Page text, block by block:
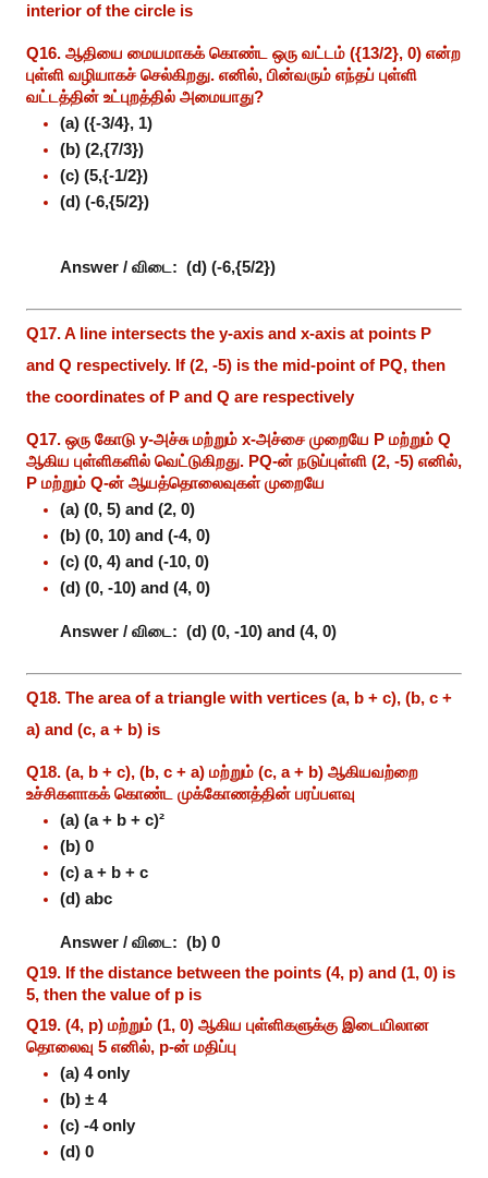
interior of the circle is
Q16. ஆதியை மையமாகக் கொண்ட ஒரு வட்டம் ({13/2}, 0) என்ற
புள்ளி வழியாகச் செல்கிறது. எனில், பின்வரும் எந்தப் புள்ளி
வட்டத்தின் உட்புறத்தில் அமையாது?
(a) ({-3/4}, 1)
(b) (2,{7/3})
(c) (5,{-1/2})
(d) (-6,{5/2})
Answer / விடை: (d) (-6,{5/2})
Q17. A line intersects the y-axis and x-axis at points P
and Q respectively. If (2, -5) is the mid-point of PQ, then
the coordinates of P and Q are respectively
Q17. ஒரு கோடு y-அச்சு மற்றும் x-அச்சை முறையே P மற்றும் Q
ஆகிய புள்ளிகளில் வெட்டுகிறது. PQ-ன் நடுப்புள்ளி (2, -5) எனில்,
P மற்றும் Q-ன் ஆயத்தொலைவுகள் முறையே
(a) (0, 5) and (2, 0)
(b) (0, 10) and (-4, 0)
(c) (0, 4) and (-10, 0)
(d) (0, -10) and (4, 0)
Answer / விடை: (d) (0, -10) and (4, 0)
Q18. The area of a triangle with vertices (a, b + c), (b, c +
a) and (c, a + b) is
Q18. (a, b + c), (b, c + a) மற்றும் (c, a + b) ஆகியவற்றை
உச்சிகளாகக் கொண்ட முக்கோணத்தின் பரப்பளவு
(a) (a + b + c)²
(b) 0
(c) a + b + c
(d) abc
Answer / விடை: (b) 0
Q19. If the distance between the points (4, p) and (1, 0) is
5, then the value of p is
Q19. (4, p) மற்றும் (1, 0) ஆகிய புள்ளிகளுக்கு இடையிலான
தொலைவு 5 எனில், p-ன் மதிப்பு
(a) 4 only
(b) ± 4
(c) -4 only
(d) 0